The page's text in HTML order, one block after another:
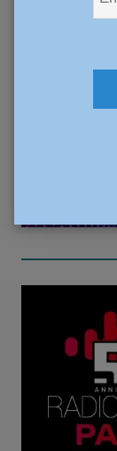
ciclisti, dalla Provincia